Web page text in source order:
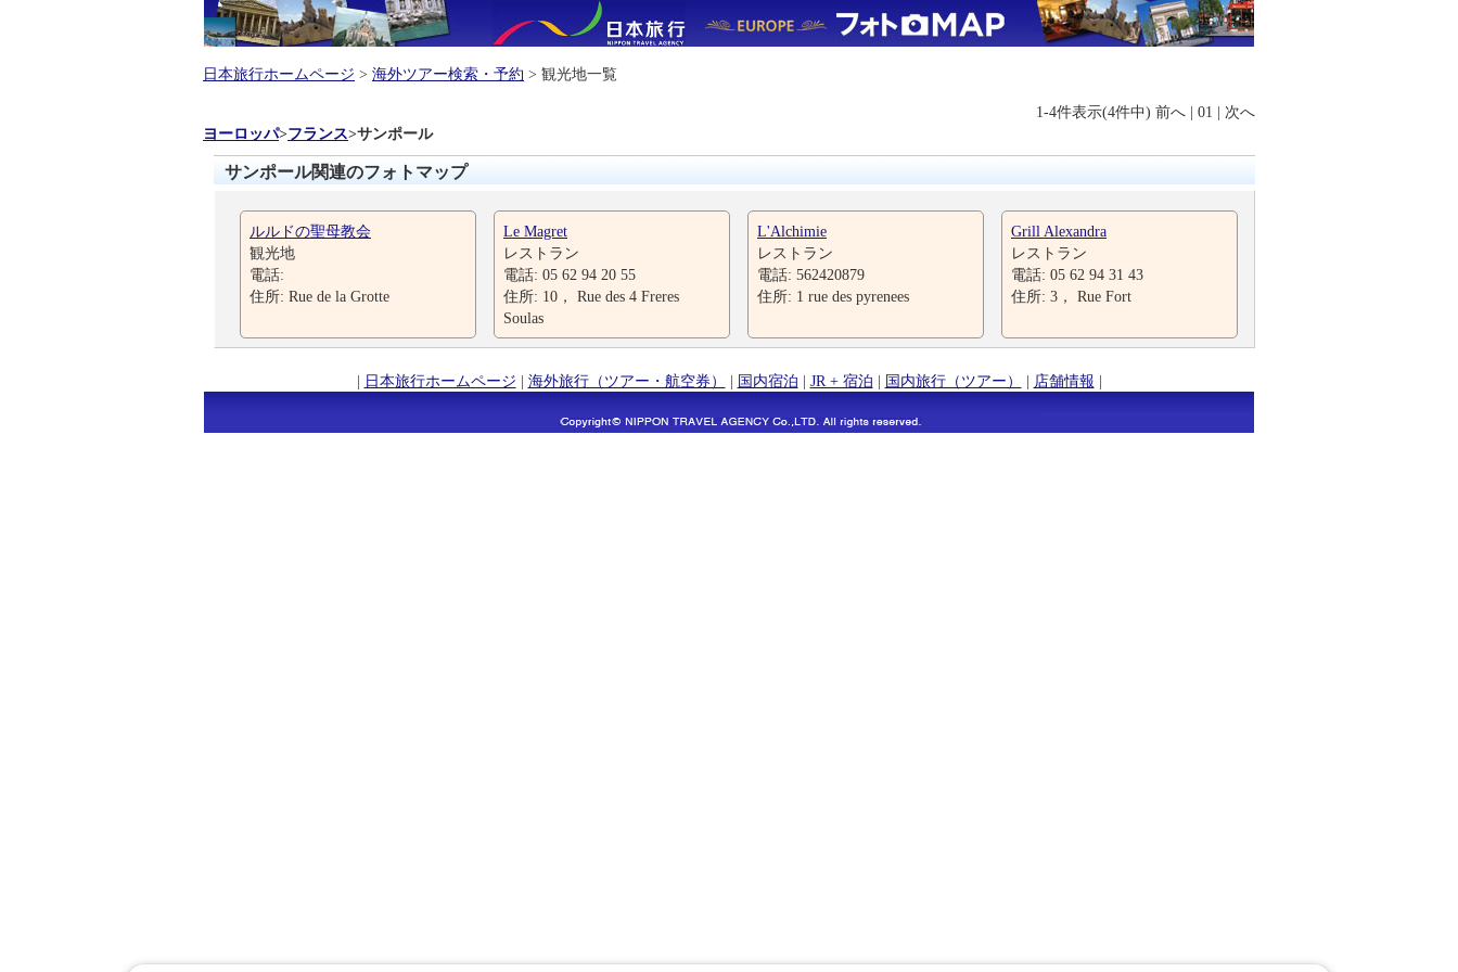
日本旅行ホームページ > 海外ツアー検索・予約 > 観光地一覧
1-4件表示(4件中) 前へ | 01 | 次へ
ヨーロッパ>フランス>サンポール
サンポール関連のフォトマップ
ルルドの聖母教会
観光地
電話:
住所: Rue de la Grotte
Le Magret
レストラン
電話: 05 62 94 20 55
住所: 10， Rue des 4 Freres
Soulas
L'Alchimie
レストラン
電話: 562420879
住所: 1 rue des pyrenees
Grill Alexandra
レストラン
電話: 05 62 94 31 43
住所: 3， Rue Fort
| 日本旅行ホームページ | 海外旅行（ツアー・航空券） | 国内宿泊 | JR + 宿泊 | 国内旅行（ツアー） | 店舗情報 |